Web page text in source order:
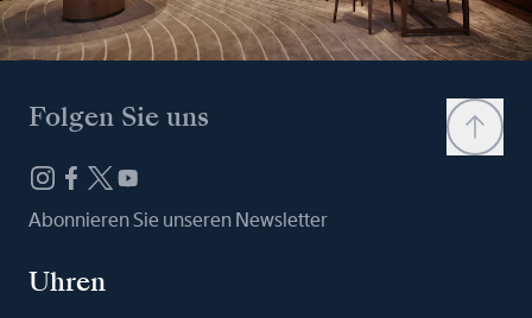
Folgen Sie uns
Abonnieren Sie unseren Newsletter
Uhren